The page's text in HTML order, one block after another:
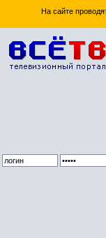
На сайте